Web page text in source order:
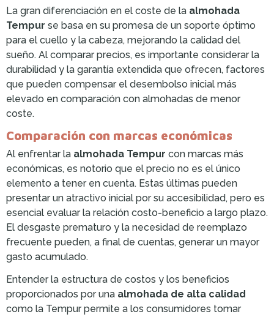
La gran diferenciación en el coste de la almohada
Tempur se basa en su promesa de un soporte óptimo
para el cuello y la cabeza, mejorando la calidad del
sueño. Al comparar precios, es importante considerar la
durabilidad y la garantía extendida que ofrecen, factores
que pueden compensar el desembolso inicial más
elevado en comparación con almohadas de menor
coste.
Comparación con marcas económicas
Al enfrentar la almohada Tempur con marcas más
económicas, es notorio que el precio no es el único
elemento a tener en cuenta. Estas últimas pueden
presentar un atractivo inicial por su accesibilidad, pero es
esencial evaluar la relación costo-beneficio a largo plazo.
El desgaste prematuro y la necesidad de reemplazo
frecuente pueden, a final de cuentas, generar un mayor
gasto acumulado.
Entender la estructura de costos y los beneficios
proporcionados por una almohada de alta calidad
como la Tempur permite a los consumidores tomar